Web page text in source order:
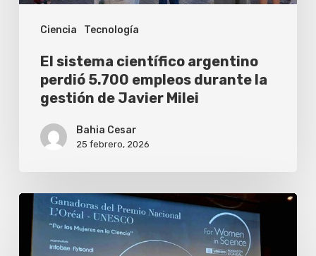
Ciencia Tecnología
la
gestión
Javier
Milei
El sistema científico argentino
perdió 5.700 empleos durante la
gestión de Javier Milei
Bahia Cesar
25 febrero, 2026
Premio
L’Oréal-